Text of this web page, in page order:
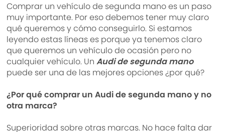
Comprar un vehículo de segunda mano es un paso
muy importante. Por eso debemos tener muy claro
qué queremos y cómo conseguirlo. Si estamos
leyendo estas líneas es porque ya tenemos claro
que queremos un vehículo de ocasión pero no
cualquier vehículo. UnAudi de segunda mano
puede ser una de las mejores opciones ¿por qué?
¿Por qué comprar un Audi de segunda mano y no
otra marca?
Superioridad sobre otras marcas. No hace falta dar